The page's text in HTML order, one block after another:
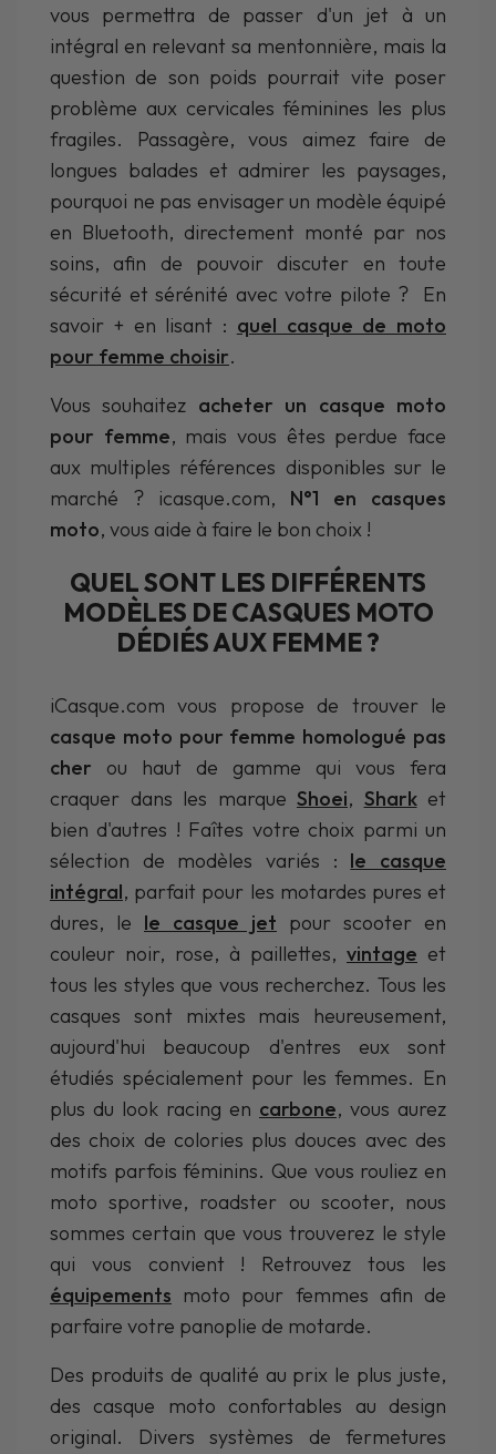
vous permettra de passer d'un jet à un
intégral en relevant sa mentonnière, mais la
question de son poids pourrait vite poser
problème aux cervicales féminines les plus
fragiles. Passagère, vous aimez faire de
longues balades et admirer les paysages,
pourquoi ne pas envisager un modèle équipé
en Bluetooth, directement monté par nos
soins, afin de pouvoir discuter en toute
sécurité et sérénité avec votre pilote ? En
savoir + en lisant : quel casque de moto
pour femme choisir.
Vous souhaitez acheter un casque moto
pour femme, mais vous êtes perdue face
aux multiples références disponibles sur le
marché ? icasque.com, N°1 en casques
moto, vous aide à faire le bon choix !
QUEL SONT LES DIFFÉRENTS
MODÈLES DE CASQUES MOTO
DÉDIÉS AUX FEMME ?
iCasque.com vous propose de trouver le
casque moto pour femme homologué pas
cher ou haut de gamme qui vous fera
craquer dans les marque Shoei, Sharket
bien d'autres ! Faîtes votre choix parmi un
sélection de modèles variés : le casque
intégral, parfait pour les motardes pures et
dures, le le casque jet pour scooter en
couleur noir, rose, à paillettes, vintage et
tous les styles que vous recherchez. Tous les
casques sont mixtes mais heureusement,
aujourd'hui beaucoup d'entres eux sont
étudiés spécialement pour les femmes. En
plus du look racing en carbone, vous aurez
des choix de colories plus douces avec des
motifs parfois féminins. Que vous rouliez en
moto sportive, roadster ou scooter, nous
sommes certain que vous trouverez le style
qui vous convient ! Retrouvez tous les
équipements moto pour femmes afin de
parfaire votre panoplie de motarde.
Des produits de qualité au prix le plus juste,
des casque moto confortables au design
original. Divers systèmes de fermetures